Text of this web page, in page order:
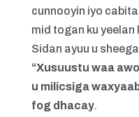
cunnooyin iyo
mid togan ku
Sidan ayuu u
“Xusuustu waa
u milicsiga
fog dhacay.